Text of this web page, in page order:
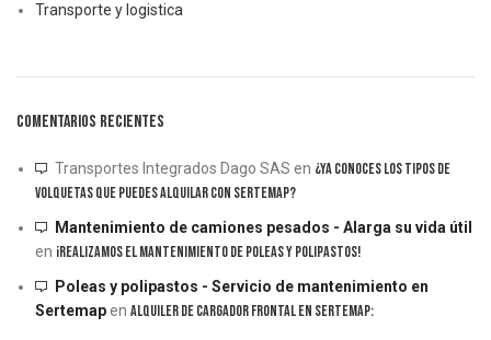
Transporte y logistica
COMENTARIOS RECIENTES
Transportes Integrados Dago SAS en ¿Ya conoces los tipos de
volquetas que puedes alquilar con Sertemap?
Mantenimiento de camiones pesados - Alarga su vida útil
en ¡Realizamos el mantenimiento de poleas y polipastos!
Poleas y polipastos - Servicio de mantenimiento en
Sertemapen Alquiler de cargador frontal en Sertemap: